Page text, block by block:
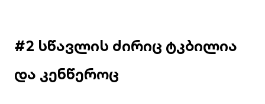
#2 სწავლის ძირიც ტკბილია
და კენწეროც